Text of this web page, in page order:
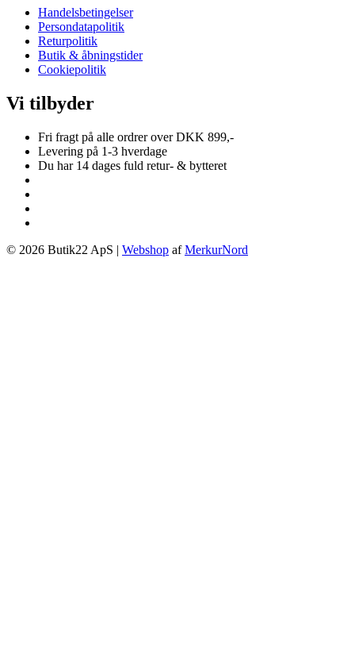
Handelsbetingelser
Persondatapolitik
Returpolitik
Butik & åbningstider
Cookiepolitik
Vi tilbyder
Fri fragt på alle ordrer over DKK 899,-
Levering på 1-3 hverdage
Du har 14 dages fuld retur- & bytteret
© 2026 Butik22 ApS | Webshop afMerkurNord